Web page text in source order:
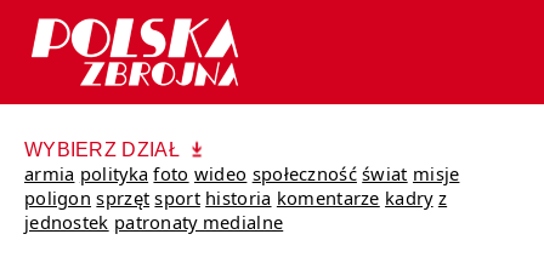
WYBIERZ DZIAŁ
armia polityka foto wideo społeczność świat misje
poligon sprzęt sport historia komentarze kadry z
jednostek patronaty medialne